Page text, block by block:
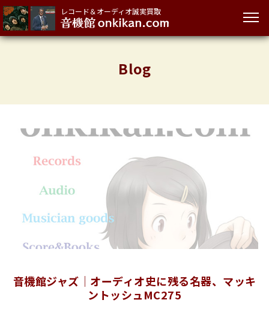
レコード＆オーディオ誠実買取
Blog
音機館ジャズ｜オーディオ史に残る名器、マッキ
ントッシュMC275